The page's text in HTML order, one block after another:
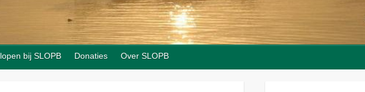
bij SLOPB Donaties Over SLOPB